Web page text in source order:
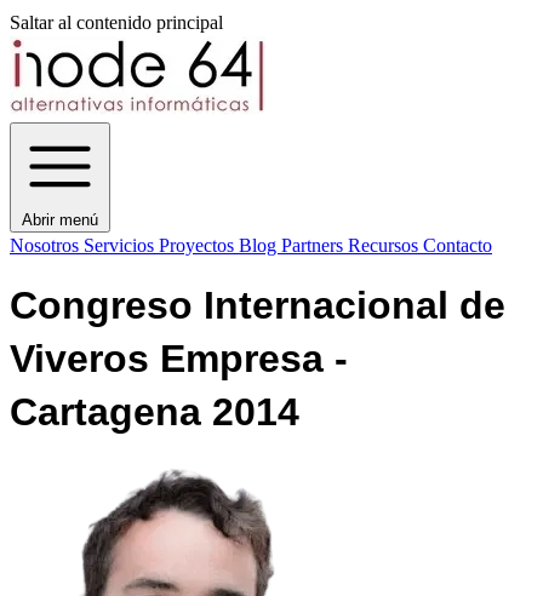
Saltar al contenido principal
Abrir menú
Nosotros Servicios Proyectos Blog Partners Recursos Contacto
Congreso Internacional de
Viveros Empresa -
Cartagena 2014